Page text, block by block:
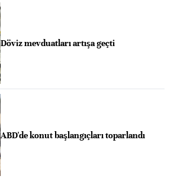
Döviz mevduatları artışa geçti
ABD'de konut başlangıçları toparlandı